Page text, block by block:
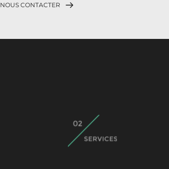
NOUS CONTACTER